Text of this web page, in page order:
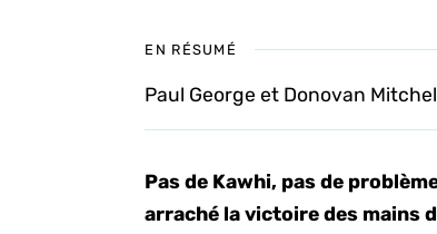
EN RÉSUMÉ
Paul George et Donovan
Pas de Kawhi, pas de
arraché la victoire des mains